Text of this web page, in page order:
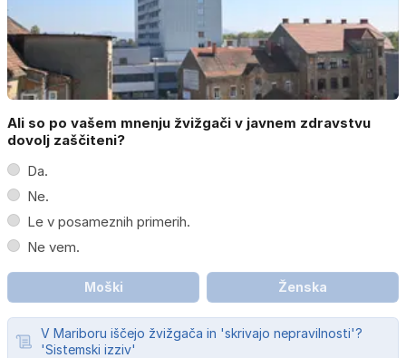
Ali so po vašem mnenju žvižgači v javnem zdravstvu
dovolj zaščiteni?
Da.
Ne.
Le v posameznih primerih.
Ne vem.
Moški Ženska
V Mariboru iščejo žvižgača in 'skrivajo nepravilnosti'?
'Sistemski izziv'